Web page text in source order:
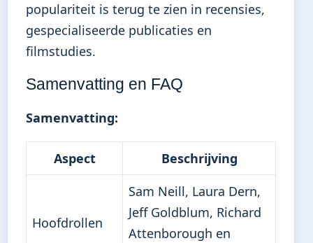
populariteit is terug te zien in recensies,
gespecialiseerde publicaties en
filmstudies.
Samenvatting en FAQ
Samenvatting:
Aspect Beschrijving
Hoofdrollen
Sam Neill, Laura Dern,
Jeff Goldblum, Richard
Attenborough en